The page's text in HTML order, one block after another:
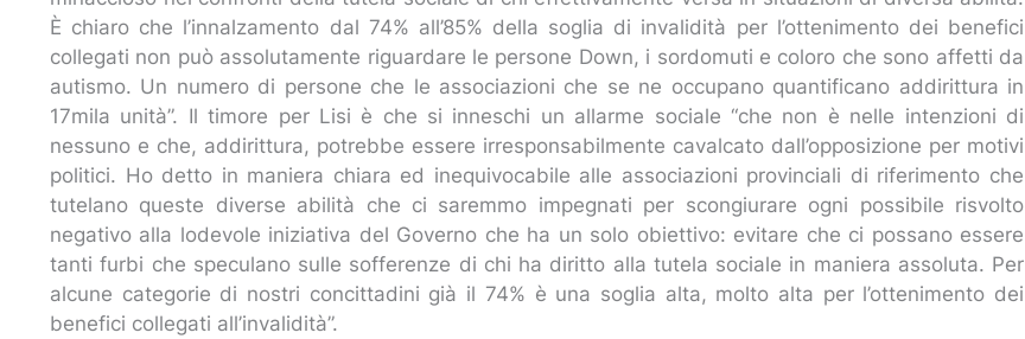
È chiaro che l’innalzamento dal 74% all’85% della soglia di invalidità per l’ottenimento dei benefici
collegati non può assolutamente riguardare le persone Down, i sordomuti e coloro che sono affetti da
autismo. Un numero di persone che le associazioni che se ne occupano quantificano addirittura in
17mila unità”. Il timore per Lisi è che si inneschi un allarme sociale “che non è nelle intenzioni di
nessuno e che, addirittura, potrebbe essere irresponsabilmente cavalcato dall’opposizione per motivi
politici. Ho detto in maniera chiara ed inequivocabile alle associazioni provinciali di riferimento che
tutelano queste diverse abilità che ci saremmo impegnati per scongiurare ogni possibile risvolto
negativo alla lodevole iniziativa del Governo che ha un solo obiettivo: evitare che ci possano essere
tanti furbi che speculano sulle sofferenze di chi ha diritto alla tutela sociale in maniera assoluta. Per
alcune categorie di nostri concittadini già il 74% è una soglia alta, molto alta per l’ottenimento dei
benefici collegati all’invalidità”.